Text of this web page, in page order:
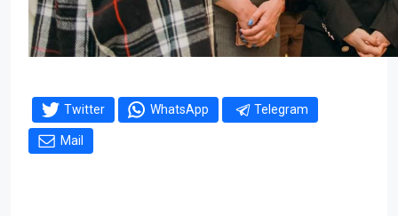
Twitter WhatsApp Telegram
Mail